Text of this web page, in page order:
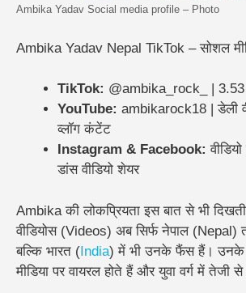
Ambika Yadav Social media profile – Photo
Ambika Yadav Nepal TikTok – सोशल
TikTok: @ambika_rock_ | 3.53
YouTube: ambikarock18 | डेली
व्लॉग कंटेंट
Instagram & Facebook:
डांस वीडियो शेयर
Ambika की लोकप्रियता इस बात से भी
वीडियोस (Videos) अब सिर्फ नेपाल (Nepal)
बल्कि भारत (India) में भी उनके फैंस हैं। उनके
मीडिया पर वायरल होते हैं और युवा वर्ग में तेजी